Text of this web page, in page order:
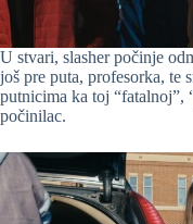
U stvari, slasher počinje
još pre puta, profesorka, te
putnicima ka toj “fatalnoj”,
počinilac.